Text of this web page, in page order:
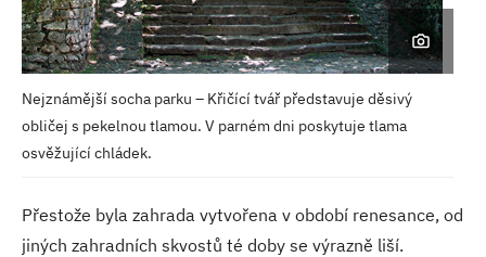
Nejznámější socha parku – Křičící tvář představuje děsivý
obličej s pekelnou tlamou. V parném dni poskytuje tlama
osvěžující chládek.
Přestože byla zahrada vytvořena v období renesance, od
jiných zahradních skvostů té doby se výrazně liší.